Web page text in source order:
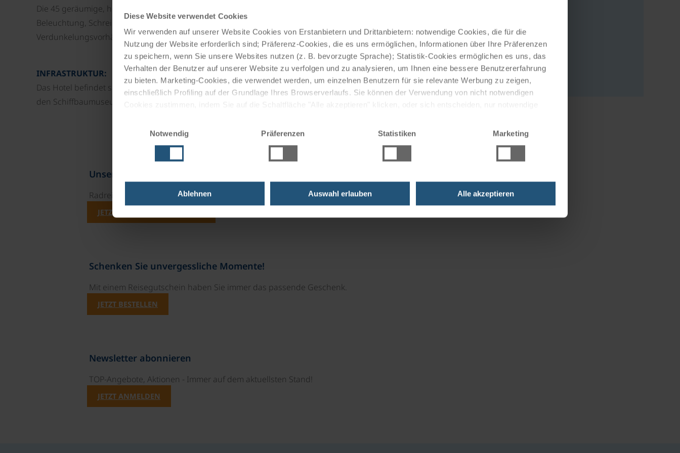
Diese Website verwendet Cookies
Wir verwenden auf unserer Website Cookies von Erstanbietern und Drittanbietern: notwendige Cookies, die für die
Nutzung der Website erforderlich sind; Präferenz-Cookies, die es uns ermöglichen, Informationen über Ihre Präferenzen
zu speichern, wenn Sie unsere Websites nutzen (z. B. bevorzugte Sprache); Statistik-Cookies ermöglichen es uns, das
Verhalten der Benutzer auf unserer Website zu verfolgen und zu analysieren, um Ihnen eine bessere Benutzererfahrung
zu bieten. Marketing-Cookies, die verwendet werden, um einzelnen Benutzern für sie relevante Werbung zu zeigen,
einschließlich Profiling auf der Grundlage Ihres Browserverlaufs. Sie können der Verwendung von nicht notwendigen
Impressum Datenschutz
Notwendig
Präferenzen Statistiken Marketing
Ablehnen Auswahl erlauben Alle akzeptieren
Die 45 geräumige, helle und moderne Zimmer sind alle klimatisiert. Sie sind mit einem LCD-TV, LED-
Beleuchtung, Schreibtisch, Kühlschrank, Bad mit Dusche und WC, sowie schallisolierten Fenstern und
Verdunkelungsvorhängen ausgestattet, um den besten Komfort zu bieten.
INFRASTRUKTUR:
Das Hotel befindet sich in einem historischen, klassizistischen Gebäude und ist nur paar Gehminuten vom
den Schiffbaumuseum "Museo Cantieristica Monfalcone" entfernt.
Via Del Mercato 5
34074 Monfalcone
Italien
Unsere Reisekataloge
Radreisen, Kreuzfahrten und Radkreuzfahrten
JETZT KOSTENFREI BESTELLEN
Schenken Sie unvergessliche Momente!
Mit einem Reisegutschein haben Sie immer das passende Geschenk.
JETZT BESTELLEN
Newsletter abonnieren
TOP-Angebote, Aktionen - Immer auf dem aktuellsten Stand!
JETZT ANMELDEN